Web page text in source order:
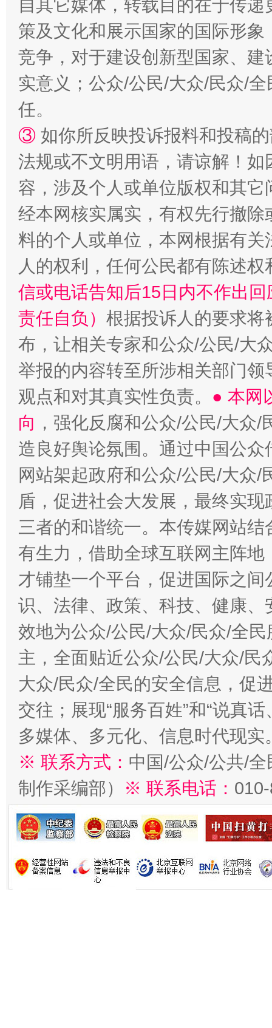
自其它媒体，转载目的在于传
策及文化和展示国家的国际形
竞争，对于建设创新型国家、
实意义；公众/公民/大众/民众/
任。
③ 如你所反映投诉报料和投稿
法规或不文明用语，请谅解！
容，涉及个人或单位版权和其它
经本网核实属实，有权先行撤
料的个人或单位，本网根据有
人的权利，任何公民都有陈述
信或电话告知后15日内不作出
责任自负） 根据投诉人的要求将
布，让相关专家和公众/公民/大
举报的内容转至所涉相关部门
观点和对其真实性负责。 ● 本网
向 ，强化反腐和公众/公民/大众
造良好舆论氛围。通过中国公
网站架起政府和公众/公民/大众
盾，促进社会大发展，最终实
三者的和谐统一。本传媒网站
有生力，借助全球互联网主阵
才铺垫一个平台，促进国际之
识、法律、政策、科技、健康
效地为公众/公民/大众/民众/全
主，全面贴近公众/公民/大众/民
大众/民众/全民的安全信息，促
交往；展现“服务百姓”和“说真
多媒体、多元化、信息时代现实
※ 联系方式： 中国/公众/公共/
制作采编部）
※ 联系电话：